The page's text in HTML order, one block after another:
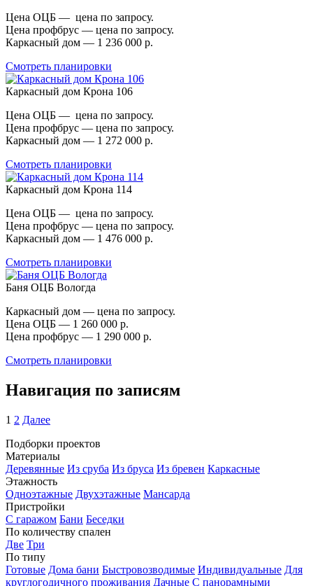
Цена ОЦБ — цена по запросу.
Цена профбрус — цена по запросу.
Каркасный дом — 1 236 000 р.
Смотреть планировки
Каркасный дом Крона 106
Цена ОЦБ — цена по запросу.
Цена профбрус — цена по запросу.
Каркасный дом — 1 272 000 р.
Смотреть планировки
Каркасный дом Крона 114
Цена ОЦБ — цена по запросу.
Цена профбрус — цена по запросу.
Каркасный дом — 1 476 000 р.
Смотреть планировки
Баня ОЦБ Вологда
Каркасный дом — цена по запросу.
Цена ОЦБ — 1 260 000 р.
Цена профбрус — 1 290 000 р.
Смотреть планировки
Навигация по записям
1 2 Далее
Подборки проектов
Материалы
Деревянные Из сруба Из бруса Из бревен Каркасные
Этажность
Одноэтажные Двухэтажные Мансарда
Пристройки
С гаражом Бани Беседки
По количеству спален
Две Три
По типу
Готовые Дома бани Быстровозводимые Индивидуальные Для
круглогодичного проживания Дачные С панорамными